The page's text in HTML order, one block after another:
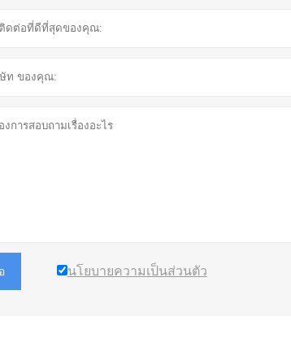
นโยบายความเป็นส่วนตัว